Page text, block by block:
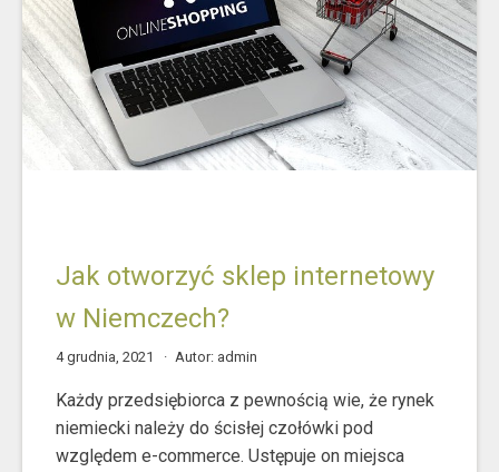
Jak otworzyć sklep internetowy
w Niemczech?
4 grudnia, 2021 Autor: admin
Każdy przedsiębiorca z pewnością wie, że rynek
niemiecki należy do ścisłej czołówki pod
względem e-commerce. Ustępuje on miejsca